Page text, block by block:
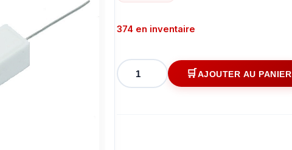
374 en inventaire
quantité
de
AJOUTER AU PANIER